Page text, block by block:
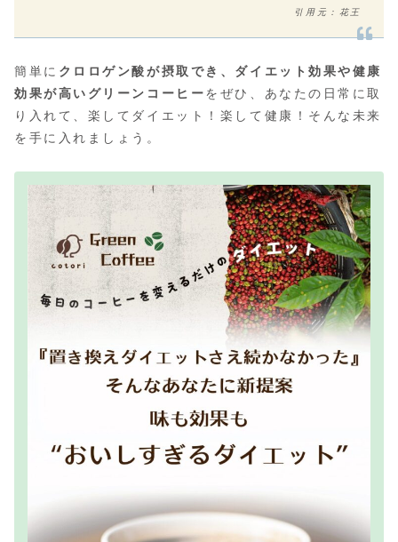
引用元：花王
簡単に クロロゲン酸が摂取でき、ダイエット効果や健康
効果が高いグリーンコーヒーをぜひ、あなたの日常に取
り入れて、楽してダイエット！楽して健康！そんな未来
を手に入れましょう。